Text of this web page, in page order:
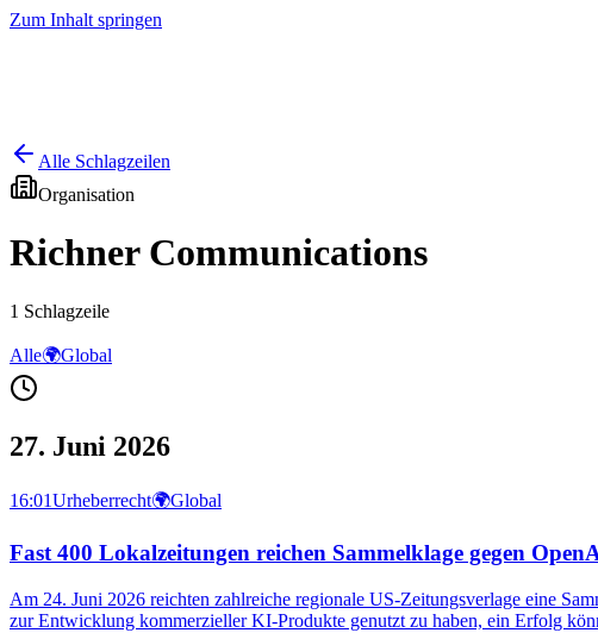
Zum Inhalt springen
Alle Schlagzeilen
Organisation
Richner Communications
1 Schlagzeile
Alle🌍Global
27. Juni 2026
16:01Urheberrecht🌍Global
Fast 400 Lokalzeitungen reichen Sammelklage gegen
Am 24. Juni 2026 reichten zahlreiche regionale US-Zeitungsverlage eine
zur Entwicklung kommerzieller KI-Produkte genutzt zu haben, ein Erfolg